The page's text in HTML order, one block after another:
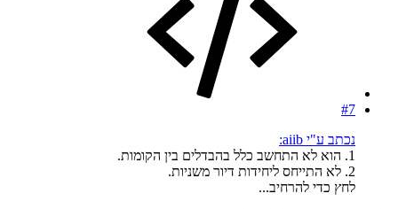
#7
נכתב ע"י aiib:
1. הוא לא התחשב כלל בהבדלים בין הקומות.
2. לא התייחס ליחידות דיור משניות.
לחץ כדי להרחיב...